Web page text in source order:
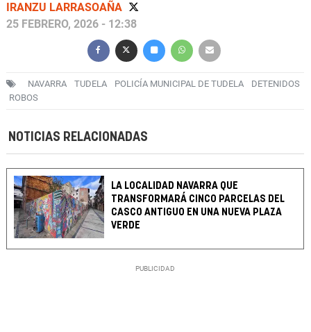
IRANZU LARRASOAÑA
25 FEBRERO, 2026 - 12:38
NAVARRA TUDELA POLICÍA MUNICIPAL DE TUDELA
DETENIDOS
ROBOS
NOTICIAS RELACIONADAS
LA LOCALIDAD NAVARRA QUE
TRANSFORMARÁ CINCO PARCELAS DEL
CASCO ANTIGUO EN UNA NUEVA PLAZA
VERDE